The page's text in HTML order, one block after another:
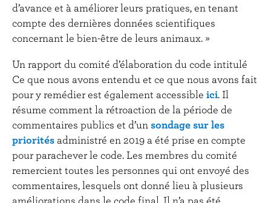
d’avance et à améliorer leurs pratiques, en tenant
compte des dernières données scientifiques
concernant le bien-être de leurs animaux. »
Un rapport du comité d’élaboration du code intitulé
Ce que nous avons entendu et ce que nous avons fait
pour y remédier est également accessible ici. Il
résume comment la rétroaction de la période de
commentaires publics et d’unsondage sur les
priorités administré en 2019 a été prise en compte
pour parachever le code. Les membres du comité
remercient toutes les personnes qui ont envoyé des
commentaires, lesquels ont donné lieu à plusieurs